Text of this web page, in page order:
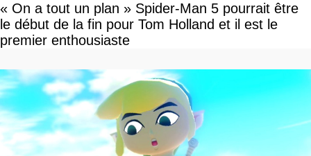
« On a tout un plan » Spider-Man 5 pourrait être
le début de la fin pour Tom Holland et il est le
premier enthousiaste